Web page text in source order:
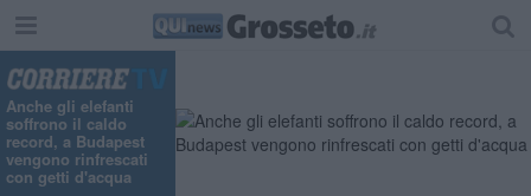
Anche gli elefanti
soffrono il caldo
record, a Budapest
vengono rinfrescati
con getti d'acqua